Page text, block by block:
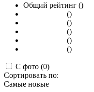
Общий рейтинг ()
()
()
()
()
()
С фото (0)
Сортировать по:
Самые новые